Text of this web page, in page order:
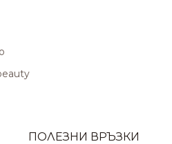
ПОЛЕЗНИ ВРЪЗКИ